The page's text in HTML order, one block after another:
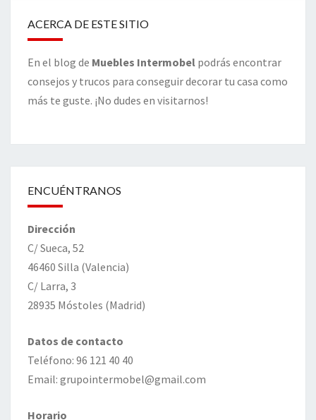
ACERCA DE ESTE SITIO
En el blog de Muebles Intermobel podrás encontrar
consejos y trucos para conseguir decorar tu casa como
más te guste. ¡No dudes en visitarnos!
ENCUÉNTRANOS
Dirección
C/ Sueca, 52
46460 Silla (Valencia)
C/ Larra, 3
28935 Móstoles (Madrid)
Datos de contacto
Teléfono: 96 121 40 40
Email: grupointermobel@gmail.com
Horario